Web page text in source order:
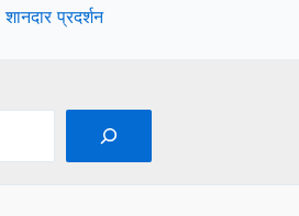
प्रदर्शन